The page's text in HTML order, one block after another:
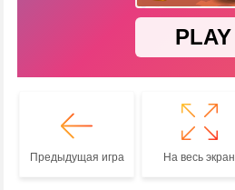
Предыдущая игра На весь экран